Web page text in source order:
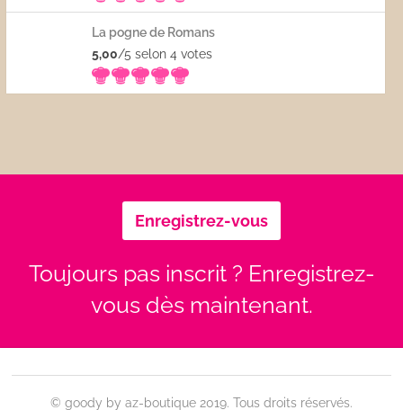
La pogne de Romans
5,00/5 selon 4votes
Enregistrez-vous
Toujours pas inscrit ? Enregistrez-
vous dès maintenant.
© goody by az-boutique 2019. Tous droits réservés.